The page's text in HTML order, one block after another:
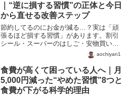
｜“逆に損する習慣”の正体と今日
から直せる改善ステップ
節約してるのにお金が減る…？実は「頑
張るほど損する習慣」があります。割引
シール・スーパーのはしご・安物買いな
ど、生活の中で見落としがちな7つの落と
し穴を紹介。無理なく続けられる節約術
で家計をラクに。
aochiyan1
食費が高くて困っている人へ｜月
5,000円減った“やめた習慣”8つと
食費が下がる科学的理由